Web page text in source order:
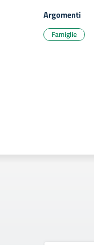
Argomenti
Famiglie